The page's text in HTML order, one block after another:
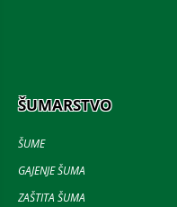
ŠUMARSTVO
ŠUME
GAJENJE ŠUMA
ZAŠTITA ŠUMA